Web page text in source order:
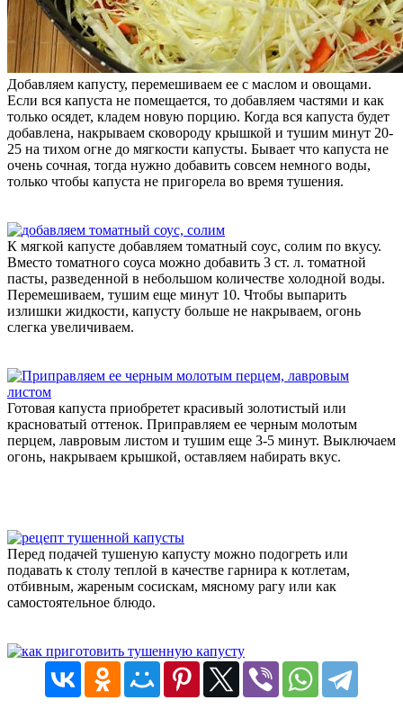
Добавляем капусту, перемешиваем ее с маслом и овощами.
Если вся капуста не помещается, то добавляем частями и как
только осядет, кладем новую порцию. Когда вся капуста будет
добавлена, накрываем сковороду крышкой и тушим минут 20-
25 на тихом огне до мягкости капусты. Бывает что капуста не
очень сочная, тогда нужно добавить совсем немного воды,
только чтобы капуста не пригорела во время тушения.
К мягкой капусте добавляем томатный соус, солим по вкусу.
Вместо томатного соуса можно добавить 3 ст. л. томатной
пасты, разведенной в небольшом количестве холодной воды.
Перемешиваем, тушим еще минут 10. Чтобы выпарить
излишки жидкости, капусту больше не накрываем, огонь
слегка увеличиваем.
Готовая капуста приобретет красивый золотистый или
красноватый оттенок. Приправляем ее черным молотым
перцем, лавровым листом и тушим еще 3-5 минут. Выключаем
огонь, накрываем крышкой, оставляем набирать вкус.
Перед подачей тушеную капусту можно подогреть или
подавать к столу теплой в качестве гарнира к котлетам,
отбивным, жареным сосискам, мясному рагу или как
самостоятельное блюдо.